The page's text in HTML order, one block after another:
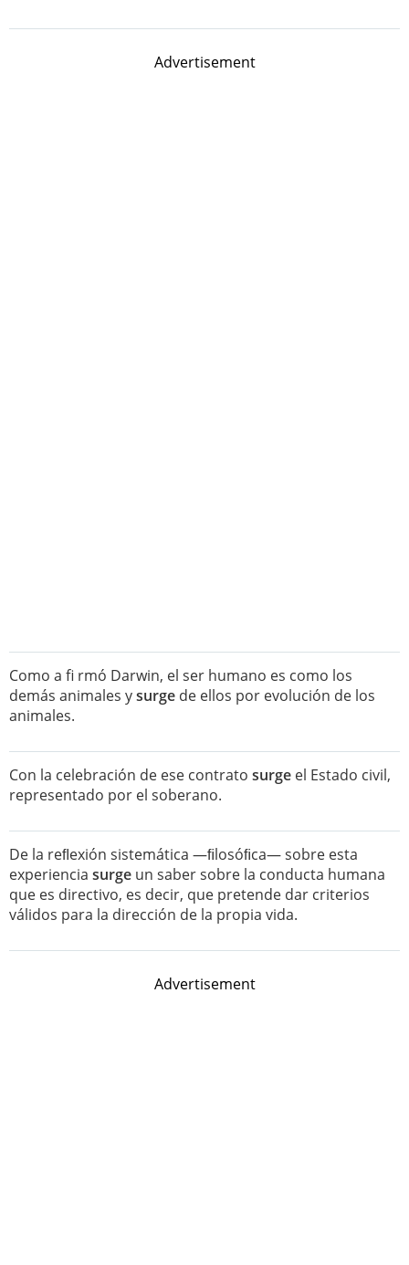
Advertisement
Como a fi rmó Darwin, el ser humano es como los
demás animales ysurge de ellos por evolución de los
animales.
Con la celebración de ese contrato surge el Estado civil,
representado por el soberano.
De la reﬂexión sistemática —ﬁlosóﬁca— sobre esta
experiencia surge un saber sobre la conducta humana
que es directivo, es decir, que pretende dar criterios
válidos para la dirección de la propia vida.
Advertisement